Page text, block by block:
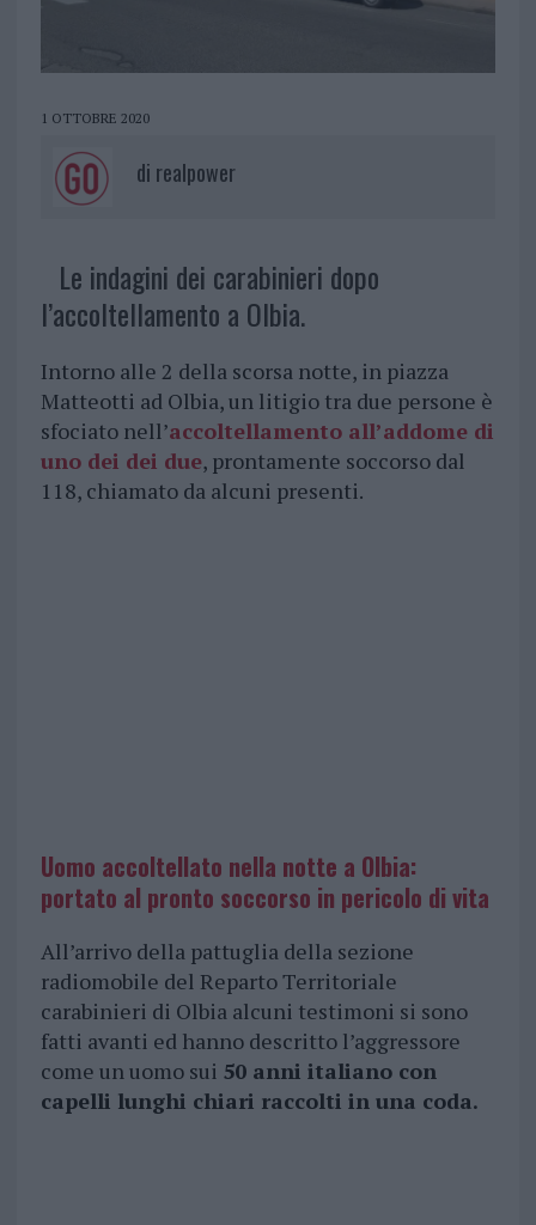
1 OTTOBRE 2020
di realpower
Le indagini dei carabinieri dopo
l’accoltellamento a Olbia.
Intorno alle 2 della scorsa notte, in piazza
Matteotti ad Olbia, un litigio tra due persone è
sfociato nell’accoltellamento all’addome di
uno dei dei due, prontamente soccorso dal
118, chiamato da alcuni presenti.
Uomo accoltellato nella notte a Olbia:
portato al pronto soccorso in pericolo di vita
All’arrivo della pattuglia della sezione
radiomobile del Reparto Territoriale
carabinieri di Olbia alcuni testimoni si sono
fatti avanti ed hanno descritto l’aggressore
come un uomo sui 50 anni italiano con
capelli lunghi chiari raccolti in una coda.